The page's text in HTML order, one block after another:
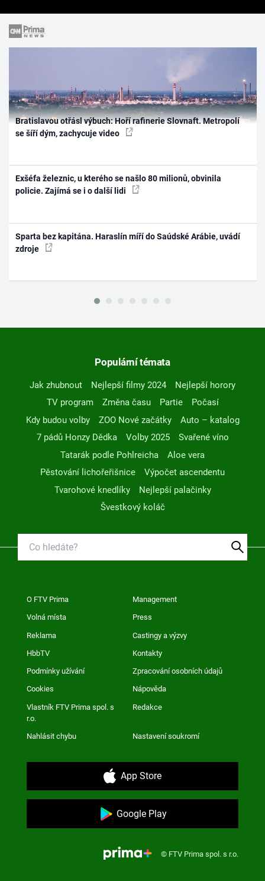
Bratislavou otřásl výbuch: Hoří rafinerie Slovnaft. Metropolí
se šíří dým, zachycuje video
Exšéfa železnic, u kterého se našlo 80 milionů, obvinila
policie. Zajímá se i o další lidi
Sparta bez kapitána. Haraslín míří do Saúdské Arábie, uvádí
zdroje
Populární témata
Jak zhubnout Nejlepší filmy 2024
Nejlepší horory
TV program
Změna času Partie
Počasí
Kdy budou volby
ZOO Nové začátky
Auto – katalog
7 pádů Honzy Dědka
Volby 2025
Svařené víno
Tatarák podle Pohlreicha
Aloe vera
Pěstování lichořeřišnice
Výpočet ascendentu
Tvarohové knedlíky
Nejlepší palačinky
Švestkový koláč
O FTV Prima Management
Volná místa Press
Reklama Castingy a výzvy
HbbTV Kontakty
Podmínky užívání Zpracování osobních údajů
Cookies Nápověda
Vlastník FTV Prima spol. s
r.o.
Redakce
Nahlásit chybu Nastavení soukromí
App Store
Google Play
© FTV Prima spol. s r.o.